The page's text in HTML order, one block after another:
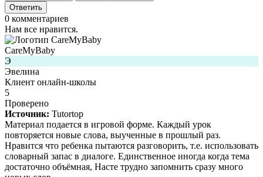
Ответить
0 комментариев
Нам все нравится.
CareMyBaby
Э
Эвелина
Клиент онлайн-школы
5
Проверено
Источник: Tutortop
Материал подается в игровой форме. Каждый урок
повторяется новые слова, выученные в прошлый раз.
Нравится что ребенка пытаются разговорить, т.е. использовать
словарный запас в диалоге. Единственное иногда когда тема
достаточно объёмная, Насте трудно запомнить сразу много